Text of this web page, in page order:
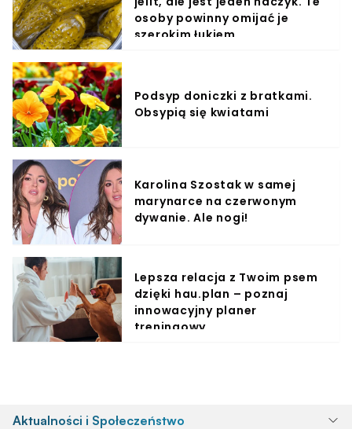
osoby powinny omijać je
szerokim łukiem
Podsyp doniczki z bratkami.
Obsypią się kwiatami
Karolina Szostak w samej
marynarce na czerwonym
dywanie. Ale nogi!
Lepsza relacja z Twoim psem
dzięki hau.plan – poznaj
innowacyjny planer
treningowy
Aktualności i Społeczeństwo